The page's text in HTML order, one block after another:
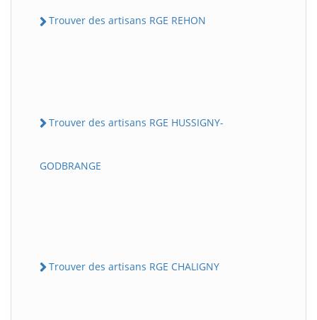
Trouver des artisans RGE REHON
Trouver des artisans RGE HUSSIGNY-
GODBRANGE
Trouver des artisans RGE CHALIGNY